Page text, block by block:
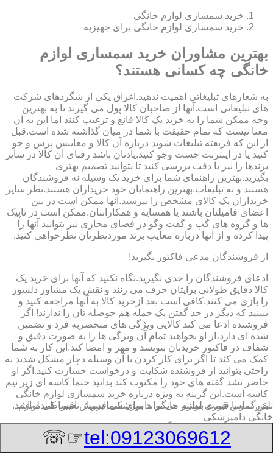
خرید سمساری لوازم خانگی
خرید سمساری لوازم خانگی برای جهیزیه
بهترین مشاوران خرید سمساری لوازم
خانگی چه کسانی هستند؟
به شعارهای تبلیغاتی اهمیت ندهید.اغراق یکی از شگردهای شرکت
های تبلیغاتی است.آنها از صاحبان کالا پول می گیرند تا به بهترین
وجه ممکن شما را به خرید یک کالا قانع و ترغیب کنند اما این به آن
معنا نیست که تمام حقیقت با شما در میان گذاشته شده است.قبل
از این که فریفته تبلیغات شوید درباره آن کالا و معایبش پرس و جو
کنید یا در اینترنت جست وجو کنید.یادتان باشد رقبای آن کالا در سایر
برندها را نیز با دقت بررسی کنید تا بتوانید تصمیم بهتری
بگیرید.بهترین راهنمای شما برای خرید یک وسیله نه فروشندگان
هستند و نه تبلیغات.بهترین راهنمایان خود خریداران هستند.نظر سایر
خریداران یک کالای مشخص را بپرسید.آنها ممکن است در بین
اعضای فامیلتان باشند یا همسایه و همکارانتان.ممکن است در تاپیک
ها و گروه های گپ و گفت وگو در فضای مجازی نیز بتوانید آنها را
پیدا کرده و از آنها درباره معایب برند موردنظرتان نظرخواهی کنید.
از فروشندگان مدعی فاکتور بگیرید!
ادعای فروشندگان را جدی نگیرید.نگاه نکنید که آنها برای خرید یک
کالا دقایق طولانی برایتان حرف می زنند و نقش یک مشاور دلسوز
را بازی می کنند.کافی است بعد ازخرید کالا به آنها مراجعه کنید و
ببینید که دیگر در حد گفتن یک جمله هم حوصله تان را ندارند! اگر
فروشنده ادعا می کند کالایی ویژگی های منحصربه فرد و تضمین
شده ای دارد،از او بخواهید تمام آن ویژگی ها را به صورت دقیق و
شفاف در فاکتور خریدتان بنویسد و مهر و امضا کند.این کار به شما
کمک می کند تا اگر برای کار کردن با آن وسیله دچار مشکل شدید به
راحتی بتوانید از فروشنده شکایت و درخواست خسارت کنید.اگر او
حاضر نشد گفته های خود را مکتوب کند بدانید حتما کاسه ای زیر نیم
کاسه است.این گزینه به ویژه درباره خرید سمساری لوازم خانگی
بزرگ و با قیمت بیشتر می تواند برای شما بسیار تعیین کننده باشد.
برچسب انرژی لوازم بزرگ را حتما چک کنید
به برچسب انرژی توجه کنید.برچسب انرژی ٧ فلش رنگی است که
تلفن تماس فوریلوازم خانگی دامپزشکی,فروش اقساطی لوازم
خانگی دامپزشکی
tel:09123069612
☞☏